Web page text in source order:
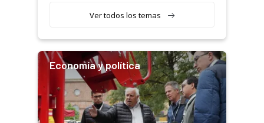
Ver todos los temas
Economía y política